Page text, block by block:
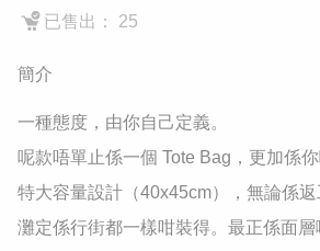
已售出： 25
簡介
​一種態度，由你自己定義。
呢款唔單止係一個 Tote Bag，更加係
特大容量設計（40x45cm），無論係
灘定係行街都一樣咁裝得。最正係面